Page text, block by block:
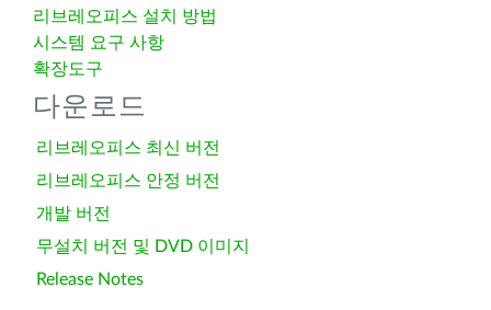
리브레오피스 설치 방법
시스템 요구 사항
확장도구
다운로드
리브레오피스 최신 버전
리브레오피스 안정 버전
개발 버전
무설치 버전 및 DVD 이미지
Release Notes